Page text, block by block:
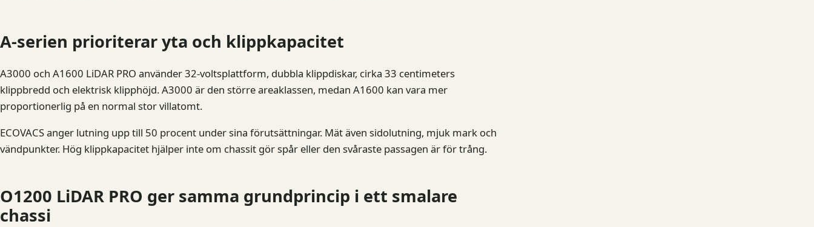
A-serien prioriterar yta och klippkapacitet
A3000 och A1600 LiDAR PRO använder 32-voltsplattform, dubbla klippdiskar, cirka 33 centimeters
klippbredd och elektrisk klipphöjd. A3000 är den större areaklassen, medan A1600 kan vara mer
proportionerlig på en normal stor villatomt.
ECOVACS anger lutning upp till 50 procent under sina förutsättningar. Mät även sidolutning, mjuk mark och
vändpunkter. Hög klippkapacitet hjälper inte om chassit gör spår eller den svåraste passagen är för trång.
O1200 LiDAR PRO ger samma grundprincip i ett smalare
chassi